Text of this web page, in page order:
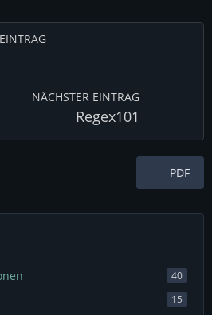
NÄCHSTER EINTRAG
Regex101
PDF
40
15